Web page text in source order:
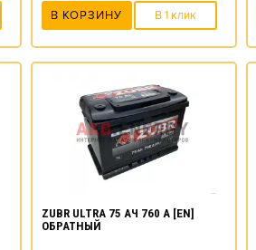
В КОРЗИНУ В 1 клик
ZUBR ULTRA 75 АЧ 760 А [EN]
ОБРАТНЫЙ